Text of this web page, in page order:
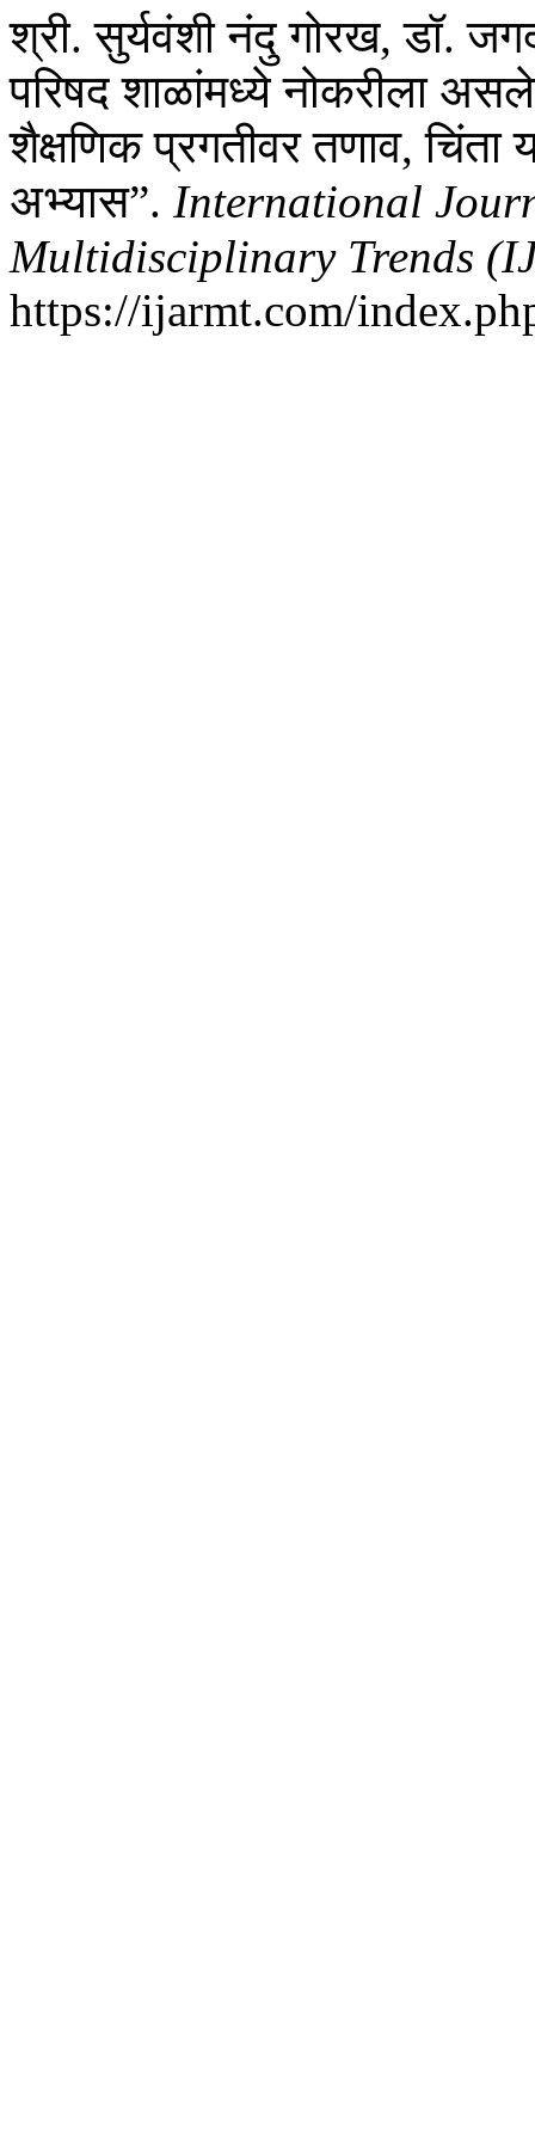
श्री. सुर्यवंशी नंदु गोरख, डॉ.
परिषद शाळांमध्ये नोकरीला
शैक्षणिक प्रगतीवर तणाव, चिंता
अभ्यास”. International
Multidisciplinary Trends
https://ijarmt.com/